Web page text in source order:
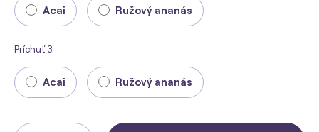
Acai Ružový ananás
Príchuť 3:
Acai Ružový ananás